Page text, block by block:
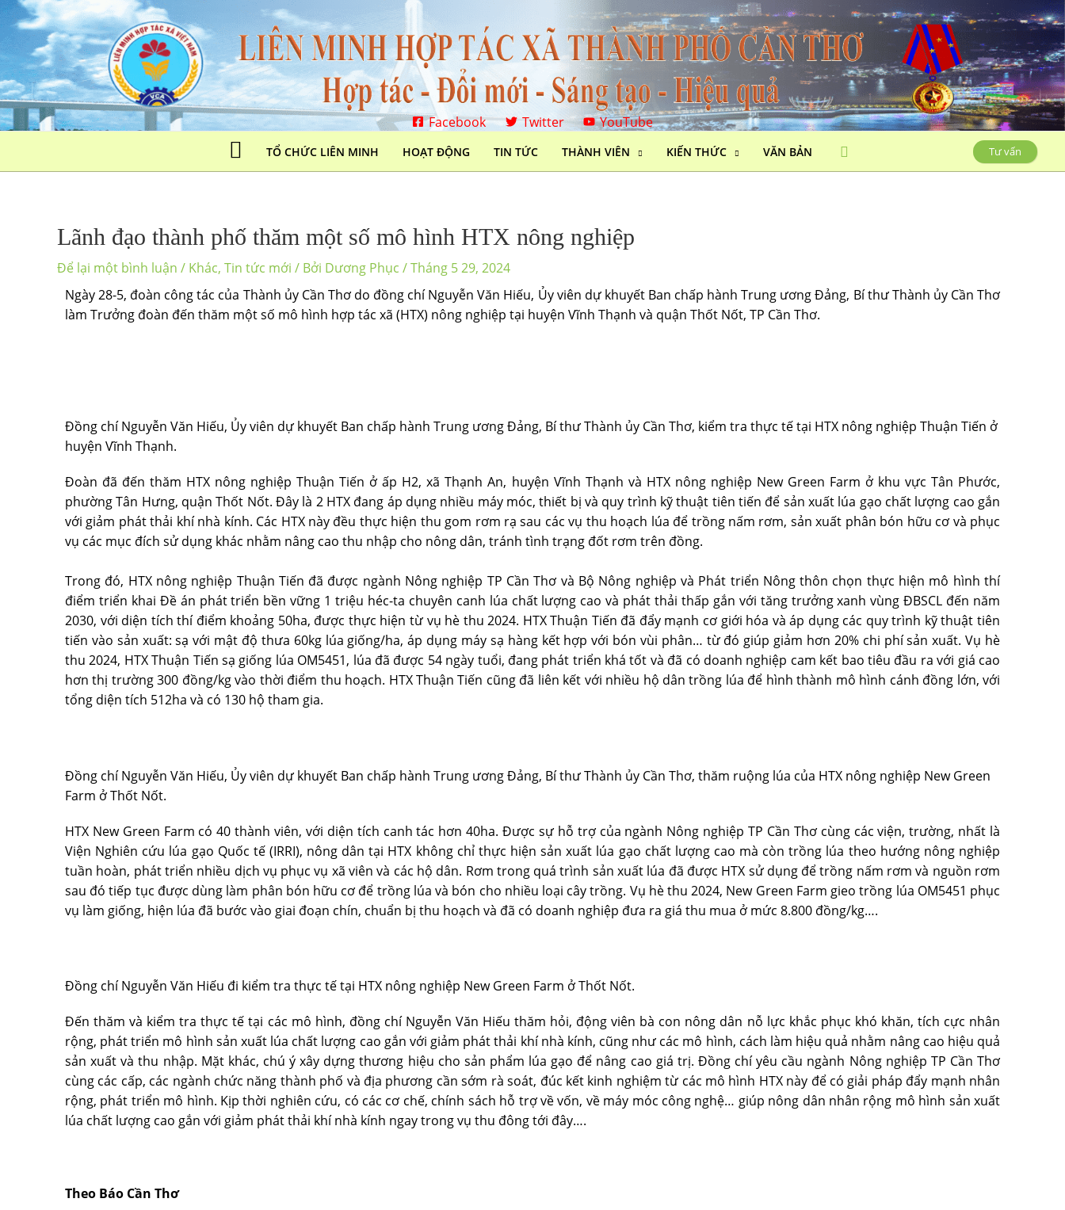
Facebook Twitter YouTube
TỔ CHỨC LIÊN MINH HOẠT ĐỘNG TIN TỨC THÀNH VIÊN KIẾN THỨC VĂN BẢN Tư vấn
Lãnh đạo thành phố thăm một số mô hình HTX nông nghiệp
Để lại một bình luận / Khác, Tin tức mới / Bởi Dương Phục /Tháng 5 29, 2024
Ngày 28-5, đoàn công tác của Thành ủy Cần Thơ do đồng chí Nguyễn Văn Hiếu, Ủy viên dự khuyết Ban chấp hành Trung ương Đảng, Bí thư Thành ủy Cần Thơ
làm Trưởng đoàn đến thăm một số mô hình hợp tác xã (HTX) nông nghiệp tại huyện Vĩnh Thạnh và quận Thốt Nốt, TP Cần Thơ.
Đồng chí Nguyễn Văn Hiếu, Ủy viên dự khuyết Ban chấp hành Trung ương Đảng, Bí thư Thành ủy Cần Thơ, kiểm tra thực tế tại HTX nông nghiệp Thuận Tiến ở
huyện Vĩnh Thạnh.
Đoàn đã đến thăm HTX nông nghiệp Thuận Tiến ở ấp H2, xã Thạnh An, huyện Vĩnh Thạnh và HTX nông nghiệp New Green Farm ở khu vực Tân Phước,
phường Tân Hưng, quận Thốt Nốt. Đây là 2 HTX đang áp dụng nhiều máy móc, thiết bị và quy trình kỹ thuật tiên tiến để sản xuất lúa gạo chất lượng cao gắn
với giảm phát thải khí nhà kính. Các HTX này đều thực hiện thu gom rơm rạ sau các vụ thu hoạch lúa để trồng nấm rơm, sản xuất phân bón hữu cơ và phục
vụ các mục đích sử dụng khác nhằm nâng cao thu nhập cho nông dân, tránh tình trạng đốt rơm trên đồng.
Trong đó, HTX nông nghiệp Thuận Tiến đã được ngành Nông nghiệp TP Cần Thơ và Bộ Nông nghiệp và Phát triển Nông thôn chọn thực hiện mô hình thí
điểm triển khai Đề án phát triển bền vững 1 triệu héc-ta chuyên canh lúa chất lượng cao và phát thải thấp gắn với tăng trưởng xanh vùng ĐBSCL đến năm
2030, với diện tích thí điểm khoảng 50ha, được thực hiện từ vụ hè thu 2024. HTX Thuận Tiến đã đẩy mạnh cơ giới hóa và áp dụng các quy trình kỹ thuật tiên
tiến vào sản xuất: sạ với mật độ thưa 60kg lúa giống/ha, áp dụng máy sạ hàng kết hợp với bón vùi phân… từ đó giúp giảm hơn 20% chi phí sản xuất. Vụ hè
thu 2024, HTX Thuận Tiến sạ giống lúa OM5451, lúa đã được 54 ngày tuổi, đang phát triển khá tốt và đã có doanh nghiệp cam kết bao tiêu đầu ra với giá cao
hơn thị trường 300 đồng/kg vào thời điểm thu hoạch. HTX Thuận Tiến cũng đã liên kết với nhiều hộ dân trồng lúa để hình thành mô hình cánh đồng lớn, với
tổng diện tích 512ha và có 130 hộ tham gia.
Đồng chí Nguyễn Văn Hiếu, Ủy viên dự khuyết Ban chấp hành Trung ương Đảng, Bí thư Thành ủy Cần Thơ, thăm ruộng lúa của HTX nông nghiệp New Green
Farm ở Thốt Nốt.
HTX New Green Farm có 40 thành viên, với diện tích canh tác hơn 40ha. Được sự hỗ trợ của ngành Nông nghiệp TP Cần Thơ cùng các viện, trường, nhất là
Viện Nghiên cứu lúa gạo Quốc tế (IRRI), nông dân tại HTX không chỉ thực hiện sản xuất lúa gạo chất lượng cao mà còn trồng lúa theo hướng nông nghiệp
tuần hoàn, phát triển nhiều dịch vụ phục vụ xã viên và các hộ dân. Rơm trong quá trình sản xuất lúa đã được HTX sử dụng để trồng nấm rơm và nguồn rơm
sau đó tiếp tục được dùng làm phân bón hữu cơ để trồng lúa và bón cho nhiều loại cây trồng. Vụ hè thu 2024, New Green Farm gieo trồng lúa OM5451 phục
vụ làm giống, hiện lúa đã bước vào giai đoạn chín, chuẩn bị thu hoạch và đã có doanh nghiệp đưa ra giá thu mua ở mức 8.800 đồng/kg….
Đồng chí Nguyễn Văn Hiếu đi kiểm tra thực tế tại HTX nông nghiệp New Green Farm ở Thốt Nốt.
Đến thăm và kiểm tra thực tế tại các mô hình, đồng chí Nguyễn Văn Hiếu thăm hỏi, động viên bà con nông dân nỗ lực khắc phục khó khăn, tích cực nhân
rộng, phát triển mô hình sản xuất lúa chất lượng cao gắn với giảm phát thải khí nhà kính, cũng như các mô hình, cách làm hiệu quả nhằm nâng cao hiệu quả
sản xuất và thu nhập. Mặt khác, chú ý xây dựng thương hiệu cho sản phẩm lúa gạo để nâng cao giá trị. Đồng chí yêu cầu ngành Nông nghiệp TP Cần Thơ
cùng các cấp, các ngành chức năng thành phố và địa phương cần sớm rà soát, đúc kết kinh nghiệm từ các mô hình HTX này để có giải pháp đẩy mạnh nhân
rộng, phát triển mô hình. Kịp thời nghiên cứu, có các cơ chế, chính sách hỗ trợ về vốn, về máy móc công nghệ… giúp nông dân nhân rộng mô hình sản xuất
lúa chất lượng cao gắn với giảm phát thải khí nhà kính ngay trong vụ thu đông tới đây….
Theo Báo Cần Thơ